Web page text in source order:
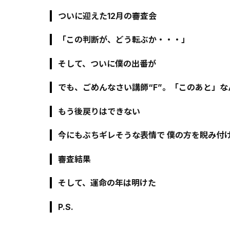
ついに迎えた12月の審査会
「この判断が、どう転ぶか・・・」
そして、ついに僕の出番が
でも、ごめんなさい講師“F”。「このあと」な
もう後戻りはできない
今にもぶちギレそうな表情で 僕の方を睨み付
審査結果
そして、運命の年は明けた
P.S.